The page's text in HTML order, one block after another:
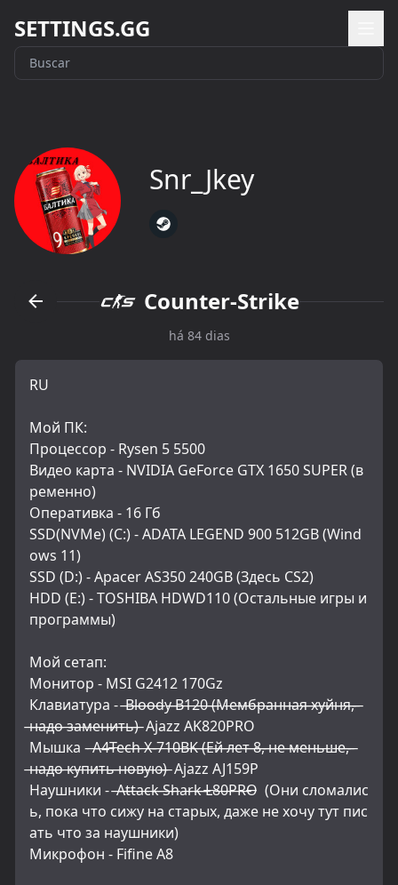
SETTINGS.GG
Snr_Jkey
Counter-Strike
há 84 dias
RU
Мой ПК:
Процессор - Rysen 5 5500
Видео карта - NVIDIA GeForce GTX 1650 SUPER (в
ременно)
Оперативка - 16 Гб
SSD(NVMe) (C:) - ADATA LEGEND 900 512GB (Wind
ows 11)
SSD (D:) - Apacer AS350 240GB (Здесь CS2)
HDD (E:) - TOSHIBA HDWD110 (Остальные игры и
программы)
Мой сетап:
Монитор - MSI G2412 170Gz
Клавиатура -  ̶B̶l̶o̶o̶d̶y̶ ̶B̶1̶2̶0̶ ̶(̶М̶е̶м̶б̶р̶а̶н̶н̶а̶я̶ ̶х̶у̶й̶н̶я̶,̶
̶н̶а̶д̶о̶ ̶з̶а̶м̶е̶н̶и̶т̶ь̶)̶  Ajazz AK820PRO
Мышка - ̶A̶4̶T̶e̶c̶h̶ ̶X̶-̶7̶1̶0̶B̶K̶ ̶(̶Е̶й̶ ̶л̶е̶т̶ ̶8̶,̶ ̶н̶е̶ ̶м̶е̶н̶ь̶ш̶е̶,̶
̶н̶а̶д̶о̶ ̶к̶у̶п̶и̶т̶ь̶ ̶н̶о̶в̶у̶ю̶)̶  Ajazz AJ159P
Наушники -  ̶A̶t̶t̶a̶c̶k̶ ̶S̶h̶a̶r̶k̶ ̶L̶8̶0̶P̶R̶O̶  (Они сломалис
ь, пока что сижу на старых, даже не хочу тут пис
ать что за наушники)
Микрофон - Fifine A8